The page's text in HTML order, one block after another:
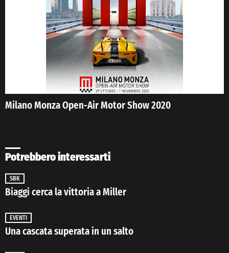
Milano Monza Open-Air Motor Show 2020
Potrebbero interessarti
SBK
Biaggi cerca la vittoria a Miller
EVENTI
Una cascata superata in un salto